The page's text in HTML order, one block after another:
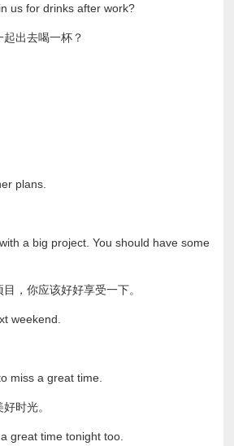
us for drinks after work?
出去喝一杯？
plans.
a big project. You should have some
，你应该好好享受一下。
weekend.
miss a great time.
时光。
great time tonight too.